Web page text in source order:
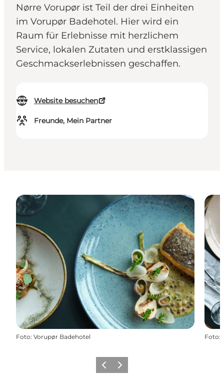
Nørre Vorupør ist Teil der drei Einheiten
im Vorupør Badehotel. Hier wird ein
Raum für Erlebnisse mit herzlichem
Service, lokalen Zutaten und erstklassigen
Geschmackserlebnissen geschaffen.
Website besuchen
Freunde, Mein Partner
Foto: Vorupør Badehotel Foto:
ZurückWeiter